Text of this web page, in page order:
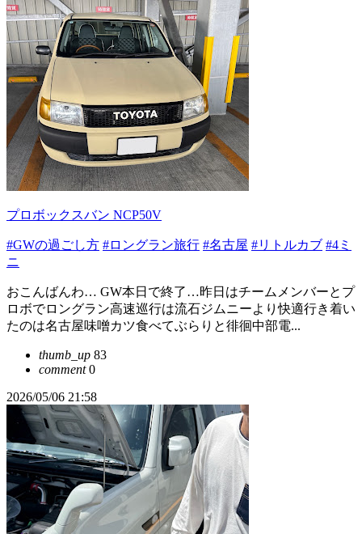
プロボックスバン NCP50V
#GWの過ごし方 #ロングラン旅行 #名古屋 #リトルカブ #4ミ
ニ
おこんばんわ… GW本日で終了…昨日はチームメンバーとプ
ロボでロングラン高速巡行は流石ジムニーより快適行き着い
たのは名古屋味噌カツ食べてぶらりと徘徊中部電...
thumb_up 83
comment0
2026/05/06 21:58